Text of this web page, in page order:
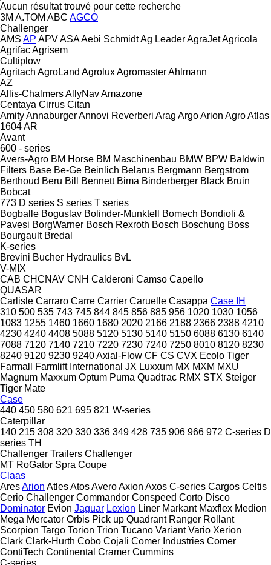
Aucun résultat trouvé pour cette recherche
3M A.TOM ABC AGCO
Challenger
AMS AP APVASAAebi SchmidtAg LeaderAgraJetAgricola
AgrifacAgrisem
Cultiplow
Agritach AgroLand AgroluxAgromasterAhlmann
AZ
Allis-ChalmersAllyNavAmazone
Centaya Cirrus Citan
AmityAnnaburgerAnnovi Reverberi Arag ArgoArion AgroAtlas
1604AR
Avant
600 - series
Avers-Agro BM Horse BM Maschinenbau BMW BPW Baldwin
Filters Base Be-Ge Beinlich Belarus Bergmann Bergstrom
Berthoud Beru Bill Bennett Bima Binderberger Black Bruin
Bobcat
773 D series S series T series
Bogballe Boguslav Bolinder-Munktell Bomech Bondioli &
Pavesi BorgWarner Bosch Rexroth Bosch Boschung Boss
Bourgault Bredal
K-series
Brevini Bucher Hydraulics BvL
V-MIX
CAB CHCNAV CNH Calderoni Camso Capello
QUASAR
Carlisle Carraro Carre Carrier Caruelle Casappa Case IH
310 500 535 743 745 844 845 856 885 956 1020 1030 1056
1083 1255 1460 1660 1680 2020 2166 2188 2366 2388 4210
4230 4240 4408 5088 5120 5130 5140 5150 6088 6130 6140
7088 7120 7140 7210 7220 7230 7240 7250 8010 8120 8230
8240 9120 9230 9240Axial-Flow CF CS CVX Ecolo Tiger
Farmall
Farmlift International JX Luxxum MX MXM MXU
Magnum Maxxum Optum Puma Quadtrac RMX STX Steiger
Tiger Mate
Case
440 450 580 621 695 821 W-series
Caterpillar
140 215 308 320 330 336 349 428 735 906 966 972 C-series D
series TH
Challenger Trailers Challenger
MT RoGator Spra Coupe
Claas
AresArion AtlesAtosAveroAxion Axos C-series Cargos Celtis
Cerio Challenger Commandor Conspeed Corto Disco
Dominator Evion Jaguar Lexion Liner Markant Maxflex Medion
Mega Mercator Orbis Pick up Quadrant Ranger Rollant
Scorpion Targo Torion Trion Tucano Variant Vario Xerion
Clark Clark-Hurth Cobo Cojali Comer Industries Comer
ContiTech Continental Cramer Cummins
C-series